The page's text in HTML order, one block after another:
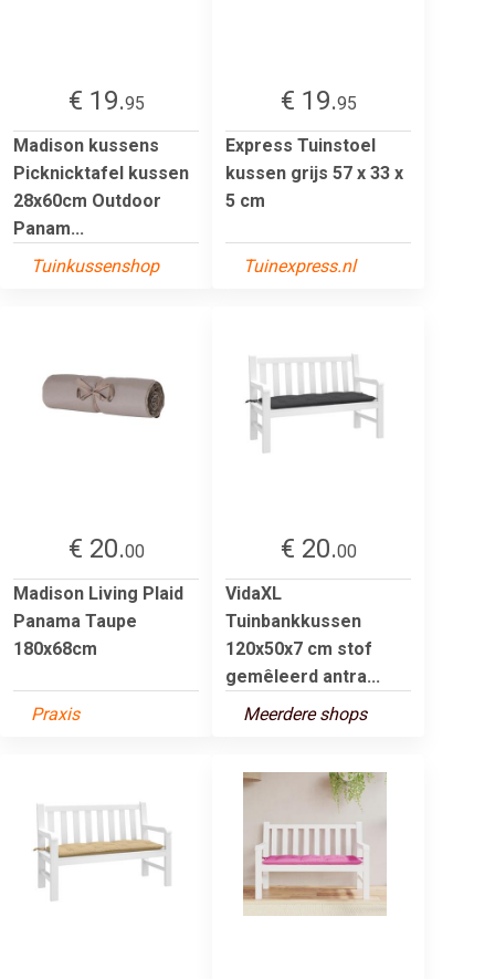
€ 19.95
Madison kussens
Picknicktafel kussen
28x60cm Outdoor
Panam...
Tuinkussenshop
€ 19.95
Express Tuinstoel
kussen grijs 57 x 33 x
5 cm
Tuinexpress.nl
€ 20.00
Madison Living Plaid
Panama Taupe
180x68cm
Praxis
€ 20.00
VidaXL
Tuinbankkussen
120x50x7 cm stof
gemêleerd antra...
Meerdere shops